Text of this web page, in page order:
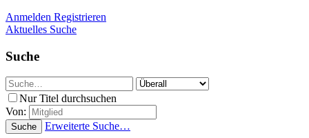
Anmelden Registrieren
Aktuelles Suche
Suche
Nur Titel durchsuchen
Von:
Suche Erweiterte Suche…